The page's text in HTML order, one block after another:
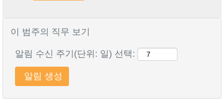
이 범주의 직무 보기
알림 수신 주기(단위: 일) 선택: